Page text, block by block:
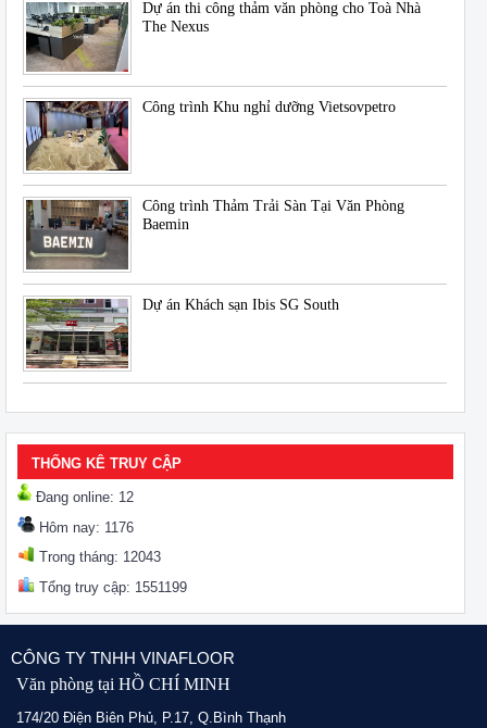
Dự án thi công thảm văn phòng cho Toà Nhà
The Nexus
Công trình Khu nghỉ dưỡng Vietsovpetro
Công trình Thảm Trải Sàn Tại Văn Phòng
Baemin
Dự án Khách sạn Ibis SG South
THỐNG KÊ TRUY CẬP
Đang online: 12
Hôm nay: 1176
Trong tháng: 12043
Tổng truy cập: 1551199
CÔNG TY TNHH VINAFLOOR
Văn phòng tại HỒ CHÍ MINH
174/20 Điện Biên Phủ, P.17, Q.Bình Thạnh